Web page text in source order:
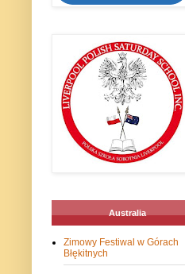
Australia
Zimowy Festiwal w Górach
Błękitnych